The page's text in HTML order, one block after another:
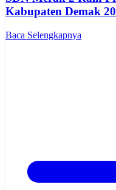
Kabupaten Demak
Baca Selengkapnya